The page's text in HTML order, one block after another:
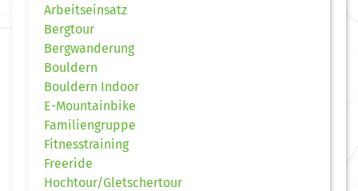
Arbeitseinsatz
Bergtour
Bergwanderung
Bouldern
Bouldern Indoor
E-Mountainbike
Familiengruppe
Fitnesstraining
Freeride
Hochtour/Gletschertour